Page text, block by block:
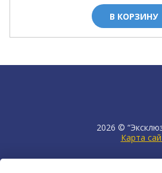
В КОРЗИНУ
2026 ©
Карта